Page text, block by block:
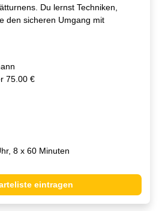
Du lernst Techniken,
den sicheren Umgang mit
75.00 €
8 x 60 Minuten
eintragen